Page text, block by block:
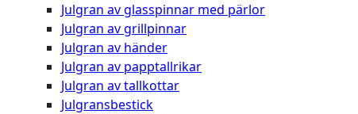
Julgran av glasspinnar med pärlor
Julgran av grillpinnar
Julgran av händer
Julgran av papptallrikar
Julgran av tallkottar
Julgransbestick